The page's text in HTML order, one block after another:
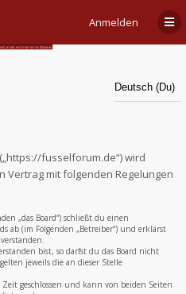
Anmelden
fusselforum.de“) wird
Vertrag mit folgenden Regelungen
„das Board“) schließt du einen
ab (im Folgenden „Betreiber“) und erklärst
bist, so darfst du das Board nicht
jeweils die an dieser Stelle
geschlossen und kann von beiden Seiten